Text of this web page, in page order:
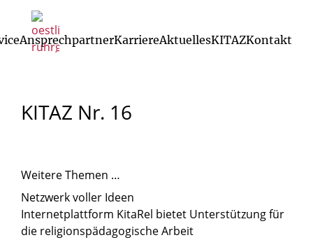
AnsprechpartnerKarriereAktuellesKITAZKontakt
01.09.2014
KITAZ Nr. 16
Weitere Themen …
Netzwerk voller Ideen
Internetplattform KitaRel bietet Unterstützung für
die religionspädagogische Arbeit